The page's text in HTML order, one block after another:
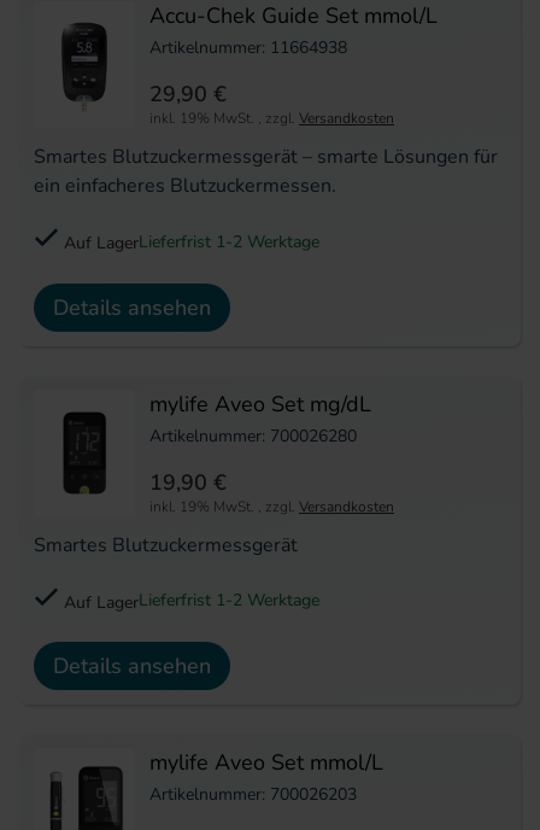
Accu-Chek Guide Set mmol/L
Artikelnummer: 11664938
Smartes Blutzuckermessgerät – smarte Lösungen für
ein einfacheres Blutzuckermessen.
29,90 €
inkl. 19% MwSt. , zzgl. Versandkosten
Auf LagerLieferfrist 1-2 Werktage
Details ansehen
mylife Aveo Set mg/dL
Artikelnummer: 700026280
Smartes Blutzuckermessgerät
19,90 €
inkl. 19% MwSt. , zzgl. Versandkosten
Auf LagerLieferfrist 1-2 Werktage
Details ansehen
mylife Aveo Set mmol/L
Artikelnummer: 700026203